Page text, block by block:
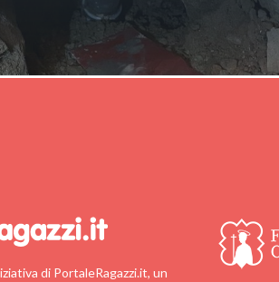
di PortaleRagazzi.it, un